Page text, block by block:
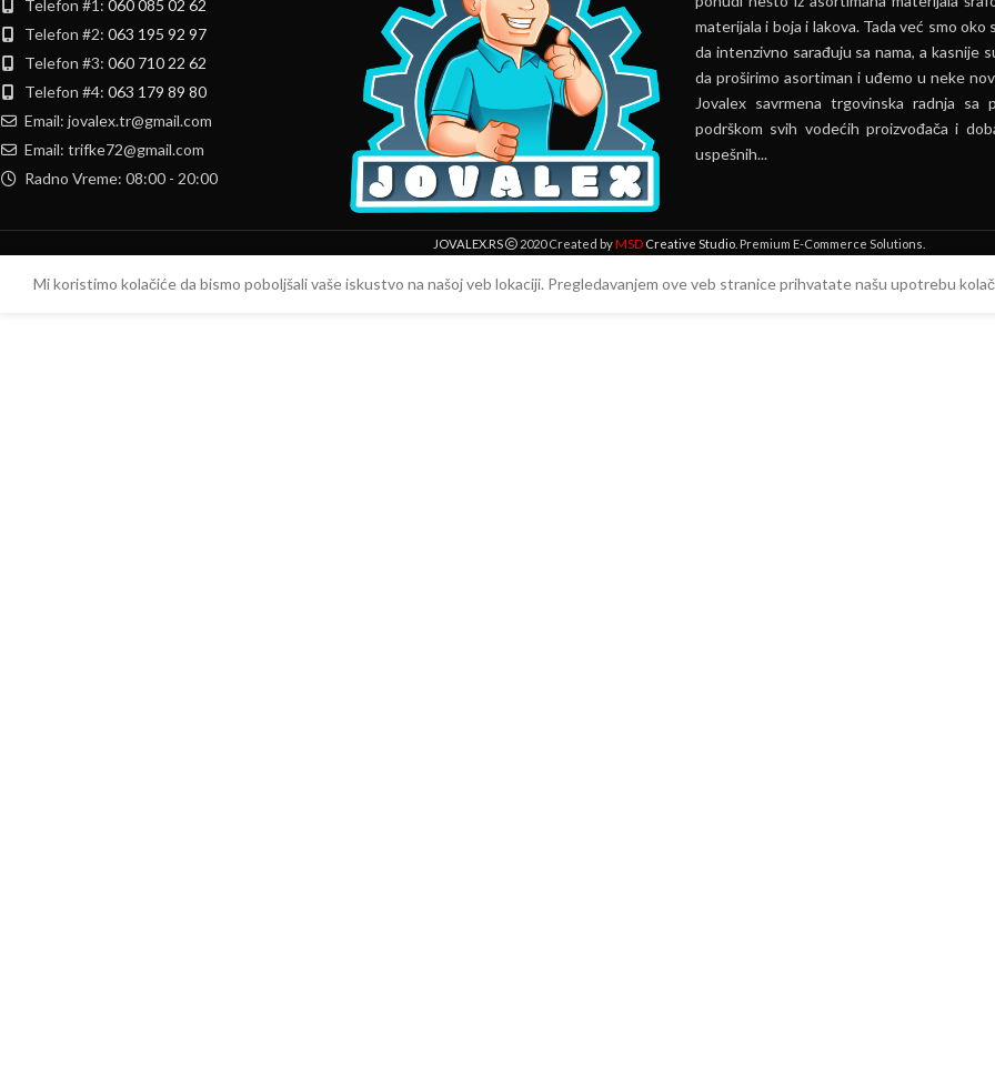
Telefon #1: 060 085 02 62
Telefon #2: 063 195 92 97
Telefon #3: 060 710 22 62
Telefon #4: 063 179 89 80
Email: jovalex.tr@gmail.com
Email: trifke72@gmail.com
Radno Vreme: 08:00 - 20:00
materijala i boja i lakova. Tada već smo
da intenzivno sarađuju sa nama, a kasnije
da proširimo asortiman i uđemo u neke
Jovalex savrmena trgovinska radnja
podrškom svih vodećih proizvođača i
uspešnih...
JOVALEX.RS 2020 Created byMSDCreative Studio. Premium E-Commerce Solutions.
Mi koristimo kolačiće da bismo poboljšali vaše iskustvo na našoj veb lokaciji. Pregledavanjem ove veb stranice prihvatate našu upotrebu